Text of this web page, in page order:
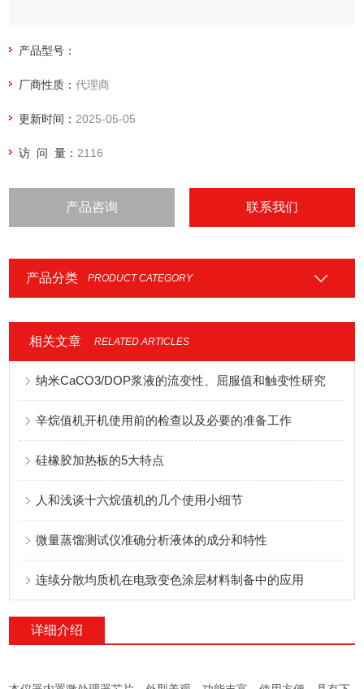
产品型号：
厂商性质：代理商
更新时间： 2025-05-05
访 问 量： 2116
产品咨询 联系我们
产品分类 PRODUCT CATEGORY
相关文章 RELATED ARTICLES
纳米CaCO3/DOP浆液的流变性、屈服值和触变性研究
辛烷值机开机使用前的检查以及必要的准备工作
硅橡胶加热板的5大特点
人和浅谈十六烷值机的几个使用小细节
微量蒸馏测试仪准确分析液体的成分和特性
连续分散均质机在电致变色涂层材料制备中的应用
详细介绍